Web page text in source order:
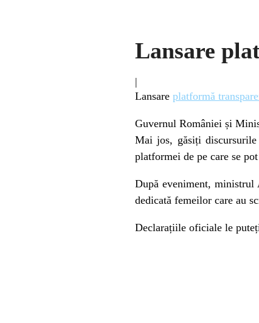
Lansare
|
Lansare platformă
Guvernul României și
Mai jos, găsiți
platformei de pe care se
După eveniment,
dedicată femeilor care au
Declarațiile oficiale le